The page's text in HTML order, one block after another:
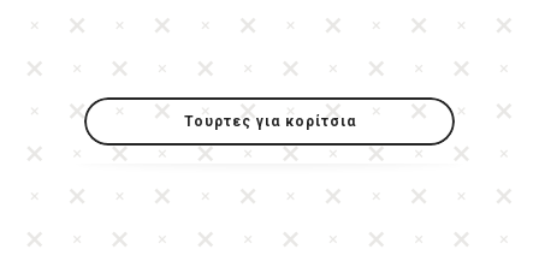
Τουρτες για κορίτσια